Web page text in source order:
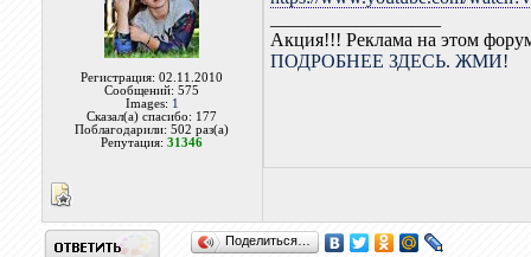
Регистрация: 02.11.2010
Сообщений: 575
Images: 1
Сказал(а) спасибо: 177
Поблагодарили: 502 раз(а)
Репутация:31346
Акция!!! Реклама на этом
ПОДРОБНЕЕ ЗДЕСЬ. ЖМИ!
Поделиться…